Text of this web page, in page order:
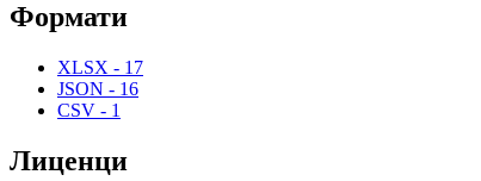
Формати
XLSX - 17
JSON - 16
CSV - 1
Лиценци